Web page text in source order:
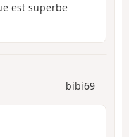
est superbe
bibi69